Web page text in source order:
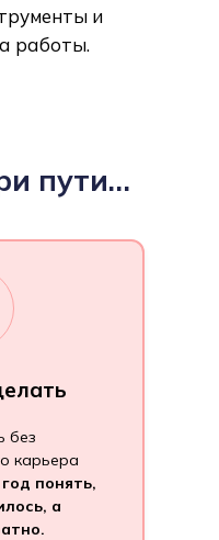
и
работы.
пути…
без
карьера
понять,
а